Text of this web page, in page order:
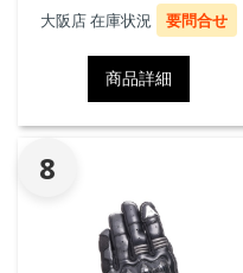
ロテクターにも対応していま
す。
大阪店 在庫状況 要問合せ
商品詳細
8